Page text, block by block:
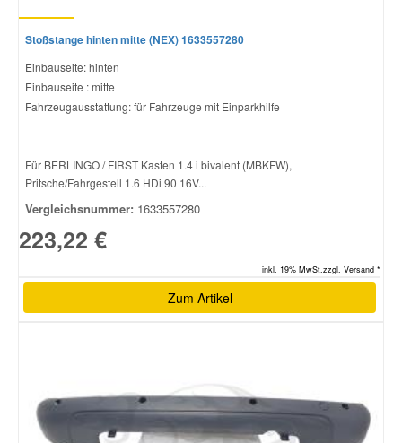
Stoßstange hinten mitte (NEX) 1633557280
Einbauseite: hinten
Einbauseite : mitte
Fahrzeugausstattung: für Fahrzeuge mit Einparkhilfe
Für BERLINGO / FIRST Kasten 1.4 i bivalent (MBKFW),
Pritsche/Fahrgestell 1.6 HDi 90 16V...
Vergleichsnummer: 1633557280
223,22 €
inkl. 19% MwSt.zzgl. Versand *
Zum Artikel